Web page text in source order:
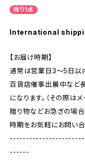
残り1点
International
【お届け時期】
通常は営業日3〜5日以
百貨店催事出展中など
になります。（その際は
贈り物などお急ぎの場
時期をお気軽にお問い合
------